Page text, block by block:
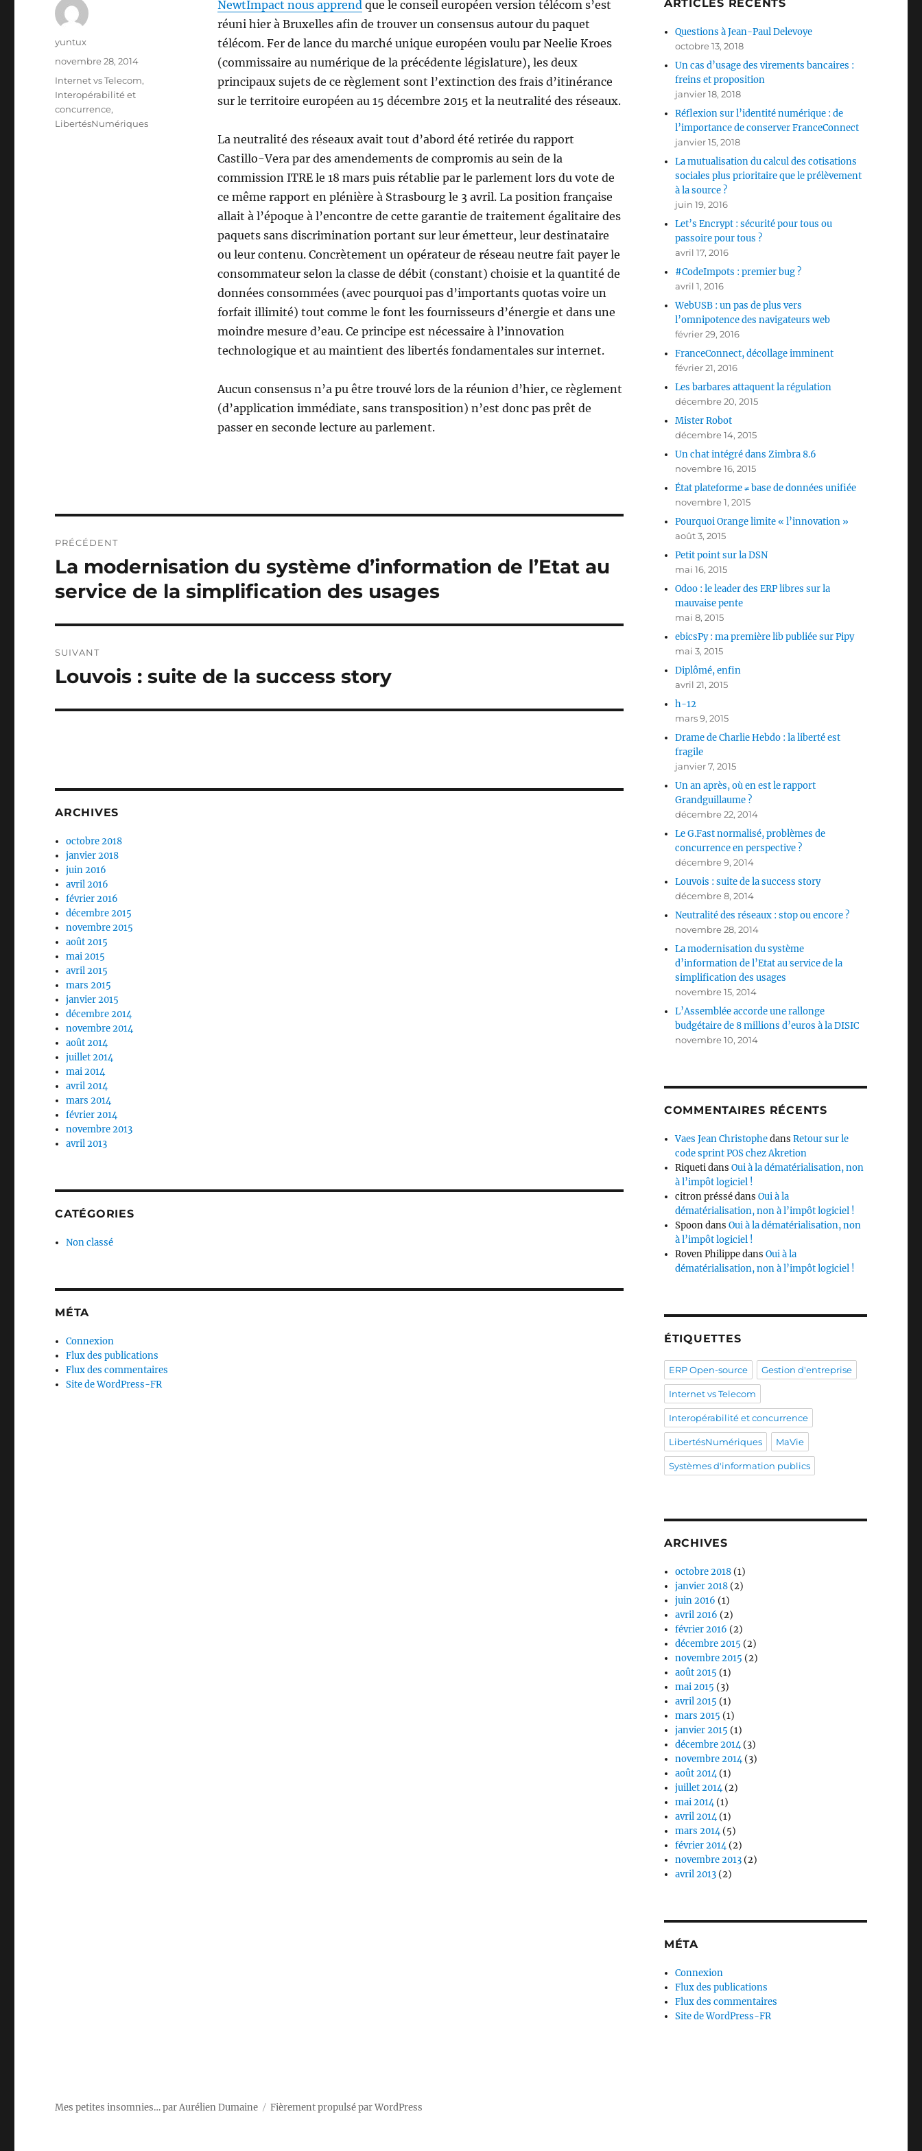
NewtImpact nous apprendque le conseil européen version télécom s’est
réuni hier à Bruxelles afin de trouver un consensus autour du paquet
télécom. Fer de lance du marché unique européen voulu par Neelie Kroes
(commissaire au numérique de la précédente législature), les deux
principaux sujets de ce règlement sont l’extinction des frais d’itinérance
sur le territoire européen au 15 décembre 2015 et la neutralité des réseaux.
La neutralité des réseaux avait tout d’abord été retirée du rapport
Castillo-Vera par des amendements de compromis au sein de la
commission ITRE le 18 mars puis rétablie par le parlement lors du vote de
ce même rapport en plénière à Strasbourg le 3 avril. La position française
allait à l’époque à l’encontre de cette garantie de traitement égalitaire des
paquets sans discrimination portant sur leur émetteur, leur destinataire
ou leur contenu. Concrètement un opérateur de réseau neutre fait payer le
consommateur selon la classe de débit (constant) choisie et la quantité de
données consommées (avec pourquoi pas d’importants quotas voire un
forfait illimité) tout comme le font les fournisseurs d’énergie et dans une
moindre mesure d’eau. Ce principe est nécessaire à l’innovation
technologique et au maintient des libertés fondamentales sur internet.
Aucun consensus n’a pu être trouvé lors de la réunion d’hier, ce règlement
(d’application immédiate, sans transposition) n’est donc pas prêt de
passer en seconde lecture au parlement.
Auteur
yuntux
Publié
novembre 28, 2014
Étiquettes
Internet vs Telecom,
Interopérabilité et
concurrence,
LibertésNumériques
de
l’article
PRÉCÉDENT
Publication
précédente :
La modernisation du système d’information de l’Etat au
service de la simplification des usages
SUIVANT
Publication
Louvois : suite de la success story
ARCHIVES
octobre 2018
janvier 2018
juin 2016
avril 2016
février 2016
décembre 2015
novembre 2015
août 2015
mai 2015
avril 2015
mars 2015
janvier 2015
décembre 2014
novembre 2014
août 2014
juillet 2014
mai 2014
avril 2014
mars 2014
février 2014
novembre 2013
avril 2013
CATÉGORIES
Non classé
MÉTA
Connexion
Flux des publications
Flux des commentaires
Site de WordPress-FR
ARTICLES RÉCENTS
Questions à Jean-Paul Delevoye
octobre 13, 2018
Un cas d’usage des virements bancaires :
freins et proposition
janvier 18, 2018
Réflexion sur l’identité numérique : de
l’importance de conserver FranceConnect
janvier 15, 2018
La mutualisation du calcul des cotisations
sociales plus prioritaire que le prélèvement
à la source ?
juin 19, 2016
Let’s Encrypt : sécurité pour tous ou
passoire pour tous ?
avril 17, 2016
#CodeImpots : premier bug ?
avril 1, 2016
WebUSB : un pas de plus vers
l’omnipotence des navigateurs web
février 29, 2016
FranceConnect, décollage imminent
février 21, 2016
Les barbares attaquent la régulation
décembre 20, 2015
Mister Robot
décembre 14, 2015
Un chat intégré dans Zimbra 8.6
novembre 16, 2015
État plateforme ≠ base de données unifiée
novembre 1, 2015
Pourquoi Orange limite « l’innovation »
août 3, 2015
Petit point sur la DSN
mai 16, 2015
Odoo : le leader des ERP libres sur la
mauvaise pente
mai 8, 2015
ebicsPy : ma première lib publiée sur Pipy
mai 3, 2015
Diplômé, enfin
avril 21, 2015
h-12
mars 9, 2015
Drame de Charlie Hebdo : la liberté est
fragile
janvier 7, 2015
Un an après, où en est le rapport
Grandguillaume ?
décembre 22, 2014
Le G.Fast normalisé, problèmes de
concurrence en perspective ?
décembre 9, 2014
Louvois : suite de la success story
décembre 8, 2014
Neutralité des réseaux : stop ou encore ?
novembre 28, 2014
La modernisation du système
d’information de l’Etat au service de la
simplification des usages
novembre 15, 2014
L’Assemblée accorde une rallonge
budgétaire de 8 millions d’euros à la DISIC
novembre 10, 2014
COMMENTAIRES RÉCENTS
Vaes Jean ChristophedansRetour sur le
code sprint POS chez Akretion
RiquetidansOui à la dématérialisation, non
à l’impôt logiciel !
citron préssédansOui à la
dématérialisation, non à l’impôt logiciel !
SpoondansOui à la dématérialisation, non
à l’impôt logiciel !
Roven PhilippedansOui à la
dématérialisation, non à l’impôt logiciel !
ÉTIQUETTES
ERP Open-source Gestion d'entreprise
Internet vs Telecom
Interopérabilité et concurrence
LibertésNumériques MaVie
Systèmes d'information publics
ARCHIVES
octobre 2018 (1)
janvier 2018 (2)
juin 2016 (1)
avril 2016 (2)
février 2016 (2)
décembre 2015 (2)
novembre 2015 (2)
août 2015 (1)
mai 2015 (3)
avril 2015 (1)
mars 2015 (1)
janvier 2015 (1)
décembre 2014(3)
novembre 2014(3)
août 2014(1)
juillet 2014(2)
mai 2014(1)
avril 2014(1)
mars 2014(5)
février 2014(2)
novembre 2013 (2)
avril 2013 (2)
MÉTA
Connexion
Flux des publications
Flux des commentaires
Site de WordPress-FR
Mes petites insomnies… par Aurélien Dumaine Fièrement propulsé par WordPress